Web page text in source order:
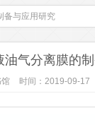
备与应用研究
油气分离膜的
时间：2019-09-17